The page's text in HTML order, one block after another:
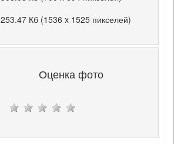
253.47 Кб (1536 x 1525 пикселей)
Оценка фото